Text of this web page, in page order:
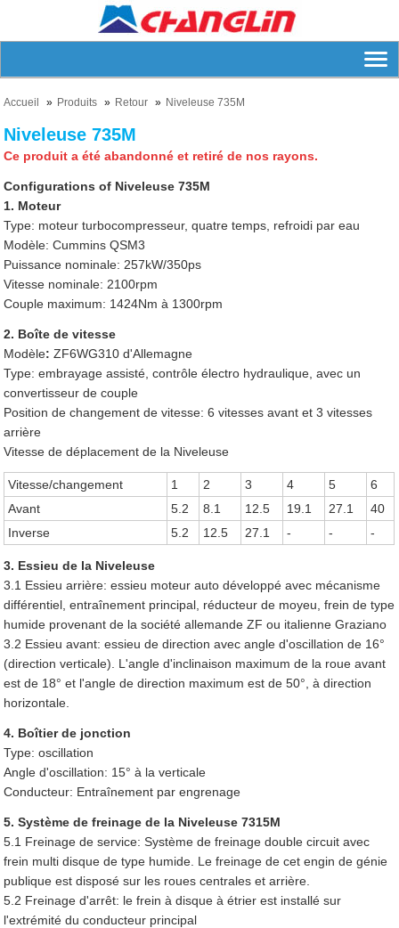
Accueil Produits Retour Niveleuse 735M
Niveleuse 735M
Ce produit a été abandonné et retiré de nos rayons.
Configurations of Niveleuse 735M
1. Moteur
Type: moteur turbocompresseur, quatre temps, refroidi par eau
Modèle: Cummins QSM3
Puissance nominale: 257kW/350ps
Vitesse nominale: 2100rpm
Couple maximum: 1424Nm à 1300rpm
2. Boîte de vitesse
Modèle:ZF6WG310 d'Allemagne
Type: embrayage assisté, contrôle électro hydraulique, avec un
convertisseur de couple
Position de changement de vitesse: 6 vitesses avant et 3 vitesses
arrière
Vitesse de déplacement de la Niveleuse
Vitesse/changement 1 2 3 4 5
6
Avant
5.2 8.1 12.5 19.1 27.1
40
Inverse
5.2 12.5 27.1 - - -
3. Essieu de la Niveleuse
3.1 Essieu arrière: essieu moteur auto développé avec mécanisme
différentiel, entraînement principal, réducteur de moyeu, frein de type
humide provenant de la société allemande ZF ou italienne Graziano
3.2 Essieu avant: essieu de direction avec angle d'oscillation de 16°
(direction verticale). L'angle d'inclinaison maximum de la roue avant
est de 18° et l'angle de direction maximum est de 50°, à direction
horizontale.
4. Boîtier de jonction
Type: oscillation
Angle d'oscillation: 15° à la verticale
Conducteur: Entraînement par engrenage
5. Système de freinage de la Niveleuse 7315M
5.1 Freinage de service: Système de freinage double circuit avec
frein multi disque de type humide. Le freinage de cet engin de génie
publique est disposé sur les roues centrales et arrière.
5.2 Freinage d'arrêt: le frein à disque à étrier est installé sur
l'extrémité du conducteur principal